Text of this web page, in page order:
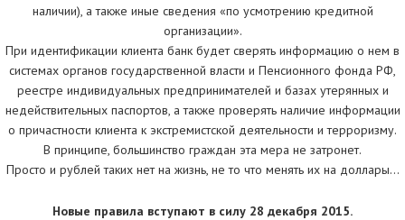
наличии), а также иные сведения «по усмотрению кредитной
организации».
При идентификации клиента банк будет сверять информацию о нем в
системах органов государственной власти и Пенсионного фонда РФ,
реестре индивидуальных предпринимателей и базах утерянных и
недействительных паспортов, а также проверять наличие информации
о причастности клиента к экстремистской деятельности и терроризму.
В принципе, большинство граждан эта мера не затронет.
Просто и рублей таких нет на жизнь, не то что менять их на доллары…
Новые правила вступают в силу 28 декабря 2015.